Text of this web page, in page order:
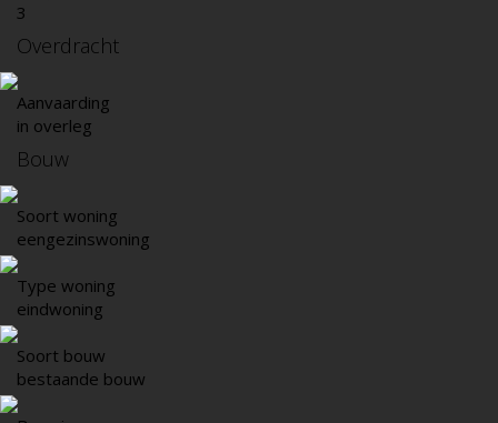
3
Overdracht
Aanvaarding
in overleg
Bouw
Soort woning
eengezinswoning
Type woning
eindwoning
Soort bouw
bestaande bouw